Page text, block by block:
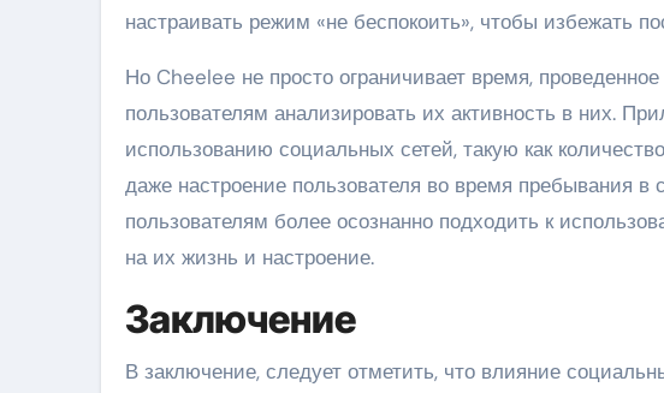
настраивать режим «не беспокоить», чтобы избежать
Но Cheelee не просто ограничивает время,
пользователям анализировать их активность в них.
использованию социальных сетей, такую как
даже настроение пользователя во время пребывания в
пользователям более осознанно подходить к
на их жизнь и настроение.
Заключение
В заключение, следует отметить, что влияние